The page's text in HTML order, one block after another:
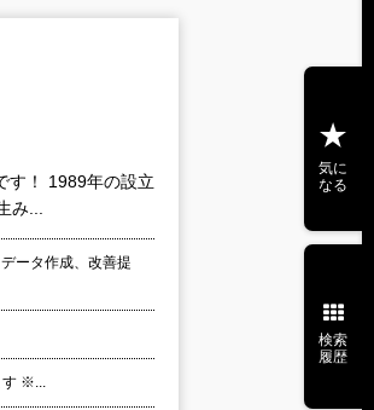
す！ 1989年の設立
...
ータ作成、改善提
※...
気に
なる
検索
履歴